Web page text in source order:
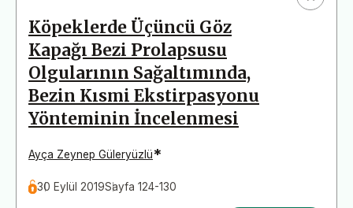
Köpeklerde Üçüncü Göz
Kapağı Bezi Prolapsusu
Olgularının Sağaltımında,
Bezin Kısmi Ekstirpasyonu
Yönteminin İncelenmesi
Ayça Zeynep Güleryüzlü*
30 Eylül 2019Sayfa 124-130